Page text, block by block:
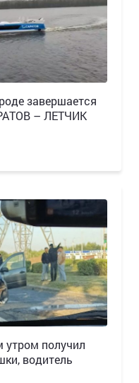
завершается
– ЛЕТЧИК
утром получил
водитель